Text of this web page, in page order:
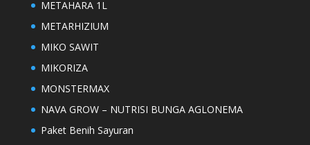
METAHARA 1L
METARHIZIUM
MIKO SAWIT
MIKORIZA
MONSTERMAX
NAVA GROW – NUTRISI BUNGA AGLONEMA
Paket Benih Sayuran